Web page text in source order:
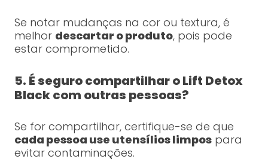
Se notar mudanças na cor ou textura, é
melhor descartar o produto, pois pode
estar comprometido.
5. É seguro compartilhar o Lift Detox
Black com outras pessoas?
Se for compartilhar, certifique-se de que
cada pessoa use utensílios limpospara
evitar contaminações.